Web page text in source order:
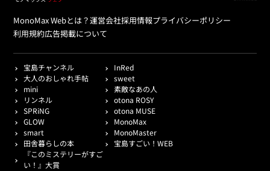
MonoMax Webとは？運営会社採用情報プライバシーポリシー
利用規約広告掲載について
宝島チャンネル
InRed
大人のおしゃれ手帖
sweet
mini
素敵なあの人
リンネル
otona ROSY
SPRiNG
otona MUSE
GLOW
MonoMax
smart
MonoMaster
田舎暮らしの本
宝島すごい！WEB
『このミステリーがすご
い！』大賞